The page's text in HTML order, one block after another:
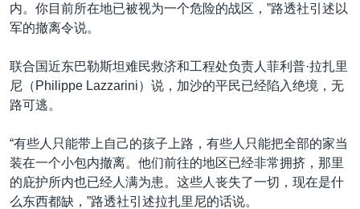
内。你目前所在地已被视为一个危险的战区，”路透社引述以
军的撤离令说。
联合国近东巴勒斯坦难民救济和工程处负责人菲利普·拉扎里
尼（Philippe Lazzarini）说，加沙的平民已经陷入绝境，无
路可逃。
“有些人只能带上自己的孩子上路，有些人只能把全部的家当
装在一个小包内撤离。他们前往的地区已经非常拥挤，那里
的庇护所内也已经人满为患。这些人丧失了一切，现在是什
么东西都缺，”路透社引述拉扎里尼的话说。